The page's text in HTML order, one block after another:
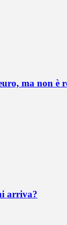
ma non è
arriva?